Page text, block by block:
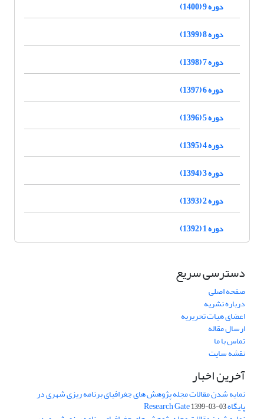
دوره 9 (1400)
دوره 8 (1399)
دوره 7 (1398)
دوره 6 (1397)
دوره 5 (1396)
دوره 4 (1395)
دوره 3 (1394)
دوره 2 (1393)
دوره 1 (1392)
دسترسی سریع
صفحه اصلی
درباره نشریه
اعضای هیات تحریریه
ارسال مقاله
تماس با ما
نقشه سایت
آخرین اخبار
نمایه شدن مقالات مجله پژوهش های جغرافیای برنامه ریزی شهری در
پایگاه Research Gate1399-03-03